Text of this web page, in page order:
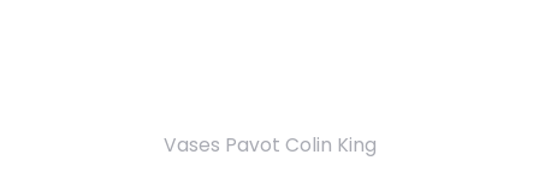
Vases Pavot Colin King